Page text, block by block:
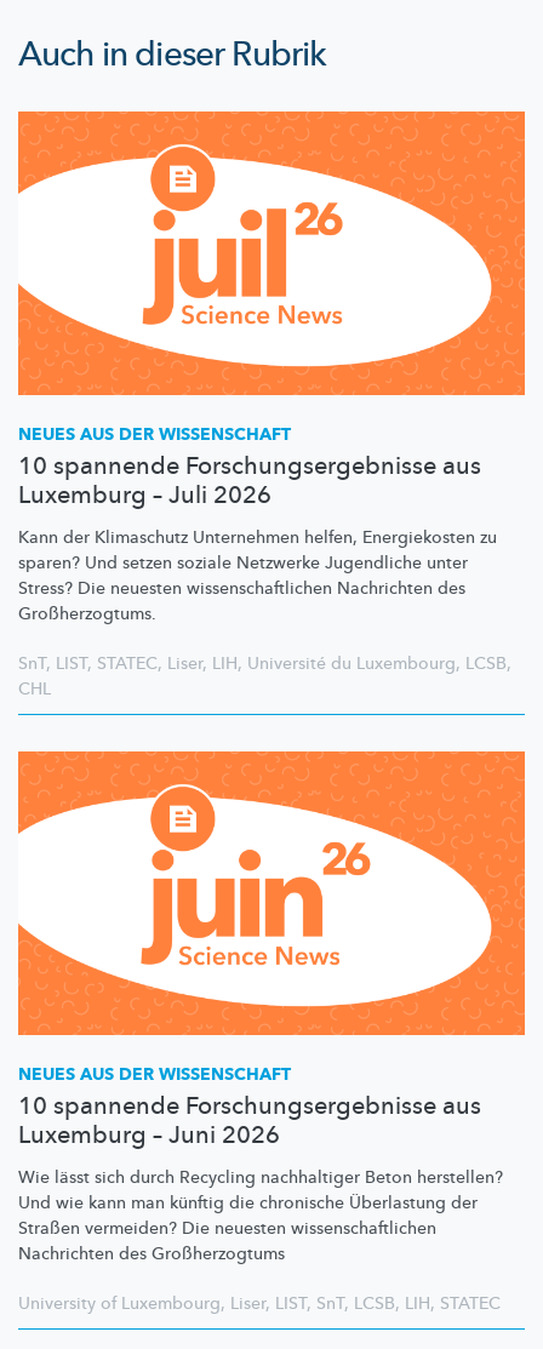
Auch in dieser Rubrik
NEUES AUS DER WISSENSCHAFT
10 spannende Forschungsergebnisse aus
Luxemburg – Juli 2026
Kann der Klimaschutz Unternehmen helfen, Energiekosten zu
sparen? Und setzen soziale Netzwerke Jugendliche unter
Stress? Die neuesten wissenschaftlichen Nachrichten des
Großherzogtums.
SnT, LIST, STATEC, Liser, LIH, Université du Luxembourg, LCSB,
CHL
NEUES AUS DER WISSENSCHAFT
10 spannende Forschungsergebnisse aus
Luxemburg – Juni 2026
Wie lässt sich durch Recycling nachhaltiger Beton herstellen?
Und wie kann man künftig die chronische Überlastung der
Straßen vermeiden? Die neuesten wissenschaftlichen
Nachrichten des Großherzogtums
University of Luxembourg, Liser, LIST, SnT, LCSB, LIH, STATEC